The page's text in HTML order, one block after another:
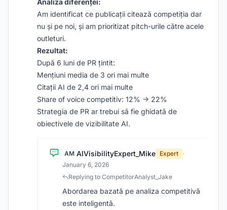
Analiza diferenței:
Am identificat ce publicații citează competiția dar
nu și pe noi, și am prioritizat pitch-urile către acele
outleturi.
Rezultat:
După 6 luni de PR țintit:
Mențiuni media de 3 ori mai multe
Citații AI de 2,4 ori mai multe
Share of voice competitiv: 12% → 22%
Strategia de PR ar trebui să fie ghidată de
obiectivele de vizibilitate AI.
AM AIVisibilityExpert_Mike Expert ·
January 6, 2026
Replying to CompetitorAnalyst_Jake
Abordarea bazată pe analiza competitivă
este inteligentă.